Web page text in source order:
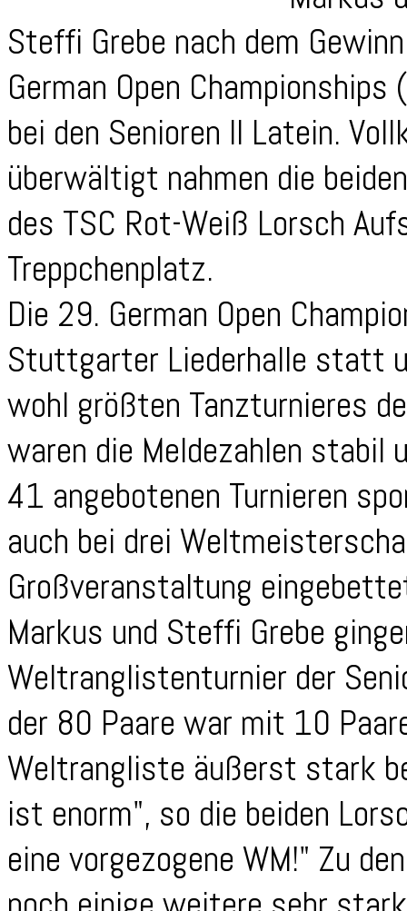
Steffi Grebe nach dem
German Open Championships
bei den Senioren II Latein.
überwältigt nahmen die
des TSC Rot-Weiß Lorsch
Treppchenplatz.
Die 29. German Open
Stuttgarter Liederhalle statt
wohl größten Tanzturnieres
waren die Meldezahlen stabil
41 angebotenen Turnieren
auch bei drei
Großveranstaltung
Markus und Steffi Grebe
Weltranglistenturnier der
der 80 Paare war mit 10
Weltrangliste äußerst stark
ist enorm", so die beiden
eine vorgezogene WM!" Zu